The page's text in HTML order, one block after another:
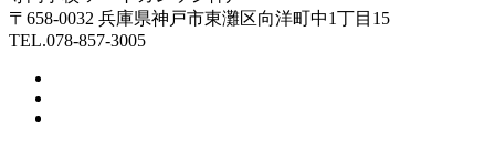
〒658-0032 兵庫県神戸市東灘区向洋町中1丁目15
TEL.078-857-3005